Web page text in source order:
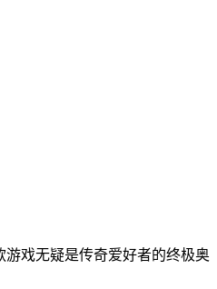
戏无疑是传奇爱好者的终极奥